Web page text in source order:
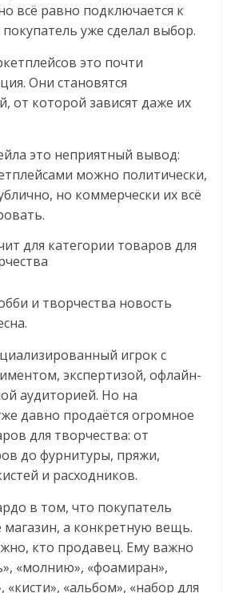
всё равно подключается к
уже сделал выбор.
это почти
Они становятся
от которой зависят даже их
это неприятный вывод:
можно политически,
но коммерчески их всё
для категории товаров для
и творчества новость
игрок с
экспертизой, офлайн-
аудиторией. Но на
давно продаётся огромное
для творчества: от
до фурнитуры, пряжи,
и расходников.
в том, что покупатель
магазин, а конкретную вещь.
кто продавец. Ему важно
«молнию», «фоамиран»,
«кисти», «альбом», «набор для